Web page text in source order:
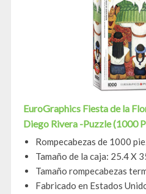
EuroGraphics Fiesta de la
Diego Rivera -Puzzle (1000
Rompecabezas de 1000
Tamaño de la caja: 25.4 X
Tamaño rompecabezas
Fabricado en Estados